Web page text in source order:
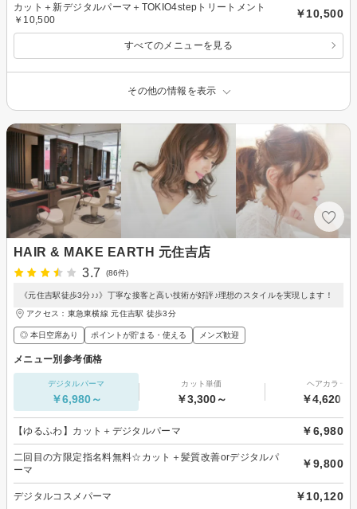
カット＋新デジタルパーマ＋TOKIO4stepトリートメント
￥10,500
￥10,500
すべてのメニューを見る
その他の情報を表示
HAIR & MAKE EARTH 元住吉店
3.7
(86件)
《元住吉駅徒歩3分♪♪》丁寧な接客と高い技術が好評♪理想のスタイルを実現します！
アクセス：東急東横線 元住吉駅 徒歩3分
◎ 本日空席あり ポイントが貯まる・使える メンズ歓迎
メニュー別参考価格
デジタルパーマ
￥6,980～
カット単価
￥3,300～
ヘアカラー
￥4,620～
【ゆるふわ】カット＋デジタルパーマ ￥6,980
二回目の方限定指名料無料☆カット＋髪質改善orデジタルパ
ーマ
￥9,800
デジタルコスメパーマ ￥10,120